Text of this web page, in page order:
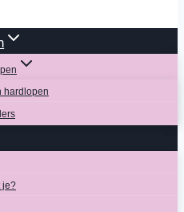
hardlopen
je?